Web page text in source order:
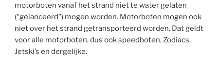
motorboten vanaf het strand niet te water gelaten
(“gelanceerd”) mogen worden. Motorboten mogen ook
niet over het strand getransporteerd worden. Dat geldt
voor alle motorboten, dus ook speedboten, Zodiacs,
Jetski’s en dergelijke.